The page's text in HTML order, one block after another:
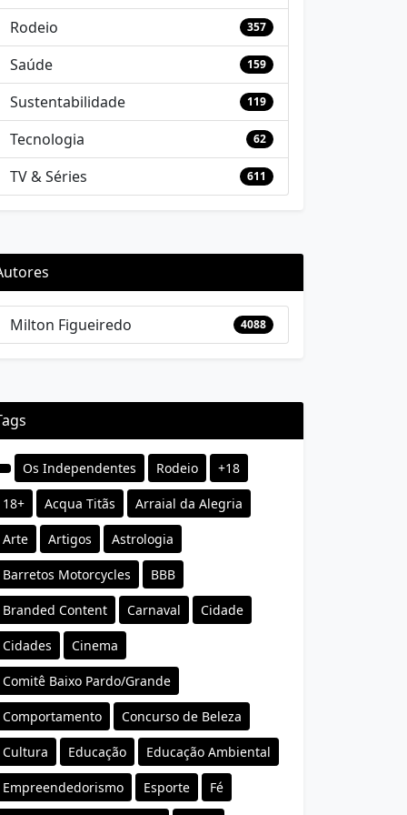
Rodeio 357
Saúde 159
Sustentabilidade 119
Tecnologia 62
TV & Séries 611
Milton Figueiredo 4088
Os Independentes Rodeio +18
18+ Acqua Titãs Arraial da Alegria
Arte Artigos Astrologia
Barretos Motorcycles BBB
Branded Content Carnaval Cidade
Cidades Cinema
Comitê Baixo Pardo/Grande
Comportamento Concurso de Beleza
Cultura Educação Educação Ambiental
Empreendedorismo Esporte Fé